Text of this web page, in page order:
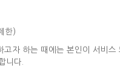
한)
고자 하는 때에는 본인이 서비
니다.